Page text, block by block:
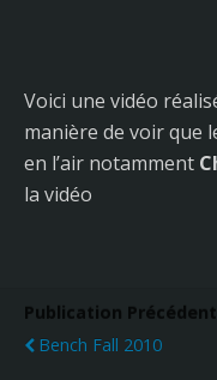
Voici une vidéo
manière de voir que
en l’air notamment
la vidéo
Publication
Bench Fall 2010